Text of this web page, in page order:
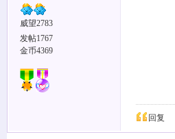
威望2783
发帖1767
金币4369
回复